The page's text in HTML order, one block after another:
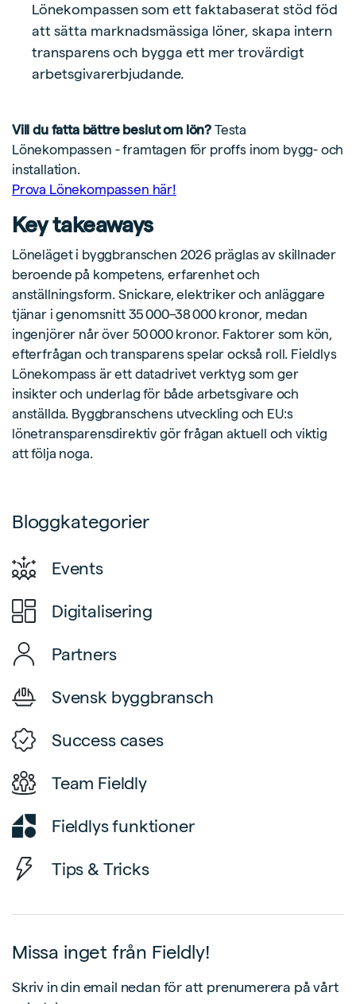
Lönekompassen som ett faktabaserat stöd föd
att sätta marknadsmässiga löner, skapa intern
transparens och bygga ett mer trovärdigt
arbetsgivarerbjudande.
Vill du fatta bättre beslut om lön? Testa
Lönekompassen - framtagen för proffs inom bygg- och
installation.
Prova Lönekompassen här!
Key takeaways
Löneläget i byggbranschen 2026 präglas av skillnader
beroende på kompetens, erfarenhet och
anställningsform. Snickare, elektriker och anläggare
tjänar i genomsnitt 35 000–38 000 kronor, medan
ingenjörer når över 50 000 kronor. Faktorer som kön,
efterfrågan och transparens spelar också roll. Fieldlys
Lönekompass är ett datadrivet verktyg som ger
insikter och underlag för både arbetsgivare och
anställda. Byggbranschens utveckling och EU:s
lönetransparensdirektiv gör frågan aktuell och viktig
att följa noga.
Bloggkategorier
Events
Digitalisering
Partners
Svensk byggbransch
Success cases
Team Fieldly
Fieldlys funktioner
Tips & Tricks
Missa inget från Fieldly!
Skriv in din email nedan för att prenumerera på vårt